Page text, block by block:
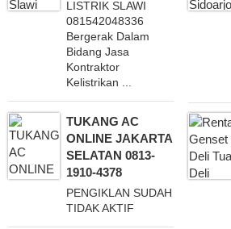
LISTRIK SLAWI
081542048336
Bergerak Dalam
Bidang Jasa
Kontraktor
Kelistrikan ...
TUKANG AC
ONLINE JAKARTA
SELATAN 0813-
1910-4378
PENGIKLAN SUDAH
TIDAK AKTIF